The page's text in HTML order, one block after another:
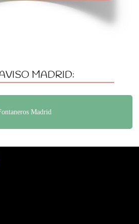
MADRID:
Madrid